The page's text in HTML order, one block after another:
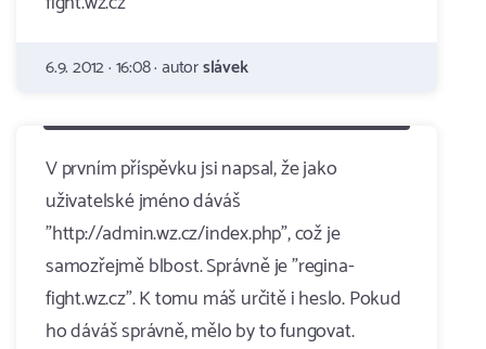
6.9. 2012 · 16:08 · autorslávek
V prvním příspěvku jsi napsal, že jako
uživatelské jméno dáváš
"http://admin.wz.cz/index.php", což je
samozřejmě blbost. Správně je "regina-
fight.wz.cz". K tomu máš určitě i heslo. Pokud
ho dáváš správně, mělo by to fungovat.